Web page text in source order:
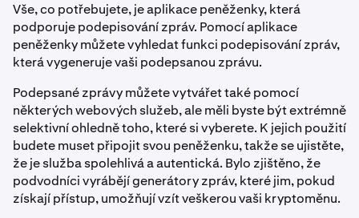
Vše, co potřebujete, je aplikace peněženky, která
podporuje podepisování zpráv. Pomocí aplikace
peněženky můžete vyhledat funkci podepisování zpráv,
která vygeneruje vaši podepsanou zprávu.
Podepsané zprávy můžete vytvářet také pomocí
některých webových služeb, ale měli byste být extrémně
selektivní ohledně toho, které si vyberete. K jejich použití
budete muset připojit svou peněženku, takže se ujistěte,
že je služba spolehlivá a autentická. Bylo zjištěno, že
podvodníci vyrábějí generátory zpráv, které jim, pokud
získají přístup, umožňují vzít veškerou vaši kryptoměnu.